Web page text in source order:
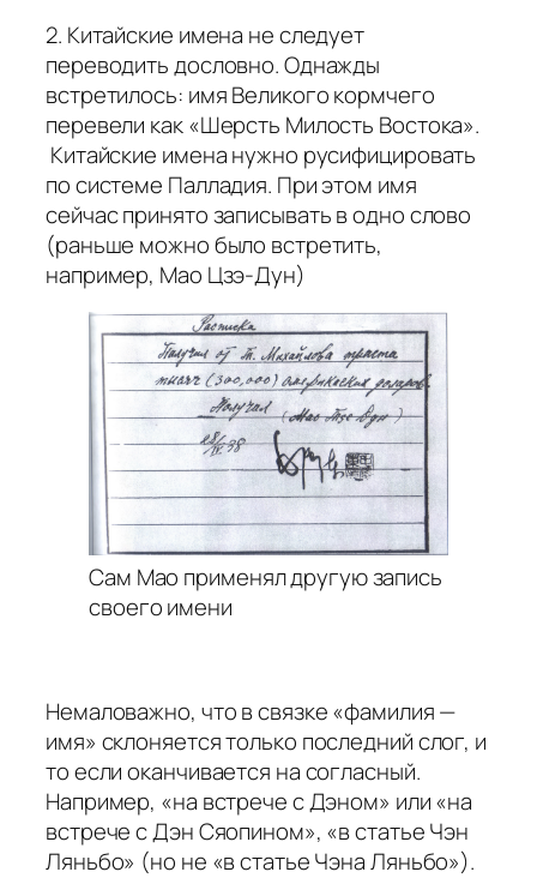
2. Китайские имена не следует
переводить дословно. Однажды
встретилось: имя Великого кормчего
перевели как «Шерсть Милость Востока».
Китайские имена нужно русифицировать
по системе Палладия. При этом имя
сейчас принято записывать в одно слово
(раньше можно было встретить,
например, Мао Цзэ-Дун)
Сам Мао применял другую запись
своего имени
Немаловажно, что в связке «фамилия —
имя» склоняется только последний слог, и
то если оканчивается на согласный.
Например, «на встрече с Дэном» или «на
встрече с Дэн Сяопином», «в статье Чэн
Ляньбо» (но не «в статье Чэна Ляньбо»).